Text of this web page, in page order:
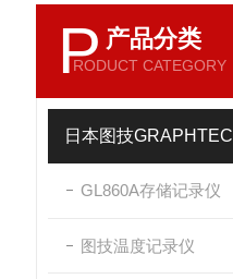
P 产品分类
RODUCT CATEGORY
日本图技GRAPHTEC
GL860A存储记录仪
图技温度记录仪